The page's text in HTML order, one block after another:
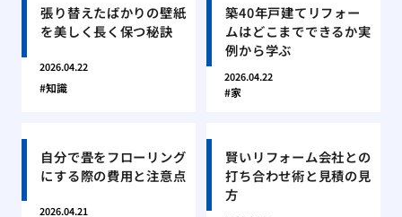
張り替えたばかりの壁紙
を美しく長く保つ秘訣
2026.04.22
知識
築40年戸建てリフォー
ムはどこまでできるか実
例から学ぶ
2026.04.22
家
自分で畳をフローリング
にする際の費用と注意点
2026.04.21
賢いリフォーム会社との
打ち合わせ術と見積の見
方